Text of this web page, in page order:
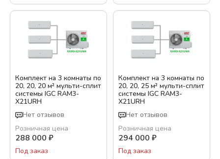
Комплект на 3 комнаты по
20, 20, 20 м² мульти-сплит
системы IGC RAM3-
X21URH
Нет отзывов
Розничная цена
288 000 ₽
Под заказ
Комплект на 3 комнаты по
20, 20, 25 м² мульти-сплит
системы IGC RAM3-
X21URH
Нет отзывов
Розничная цена
294 000 ₽
Под заказ